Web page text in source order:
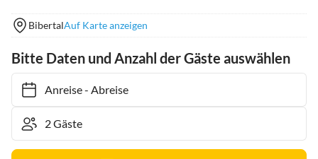
BibertalAuf Karte anzeigen
Bitte Daten und Anzahl der Gäste auswählen
Anreise- Abreise